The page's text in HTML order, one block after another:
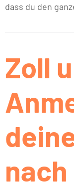
dass du den
Zoll